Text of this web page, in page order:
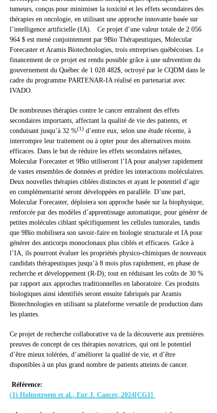
tumeurs, conçus pour minimiser la toxicité et les effets secondaires des
thérapies en oncologie, en utilisant une approche innovante basée sur
l’intelligence artificielle (IA). Ce projet d’une valeur totale de 2 056
964 $ est mené conjointement par 9Bio Thérapeutiques, Molecular
Forecaster et Aramis Biotechnologies, trois entreprises québécoises. Le
financement de ce projet est rendu possible grâce à une subvention du
gouvernement du Québec de 1 028 482$, octroyé par le CQDM dans le
cadre du programme PARTENAR-IA réalisé en partenariat avec
IVADO.
De nombreuses thérapies contre le cancer entraînent des effets
secondaires importants, affectant la qualité de vie des patients, et
conduisant jusqu’à 32 %(1) d’entre eux, selon une étude récente, à
interrompre leur traitement ou à opter pour des alternatives moins
efficaces. Dans le but de réduire les effets secondaires néfastes,
Molecular Forecaster et 9Bio utiliseront l’IA pour analyser rapidement
de vastes ensembles de données et prédire les interactions moléculaires.
Deux nouvelles thérapies ciblées distinctes et ayant le potentiel d’agir
en complémentarité seront développées en parallèle. D’une part,
Molecular Forecaster, déploiera son approche basée sur la biophysique,
renforcée par des modèles d’apprentissage automatique, pour générer de
petites molécules ciblant spécifiquement les cellules tumorales, tandis
que 9Bio mobilisera son savoir-faire en biologie structurale et IA pour
générer des anticorps monoclonaux plus ciblés et efficaces. Grâce à
l’IA, ils pourront évaluer les propriétés physico-chimiques de nouveaux
candidats thérapeutiques jusqu’à 8 mois plus rapidement, en phase de
recherche et développement (R-D); tout en réduisant les coûts de 30 %
par rapport aux approches traditionnelles en laboratoire. Ces produits
biologiques ainsi identifiés seront ensuite fabriqués par Aramis
Biotechnologies en utilisant sa plateforme versatile de production dans
les plantes.
Ce projet de recherche collaborative va de la découverte aux premières
preuves de concept de ces thérapies novatrices, qui ont le potentiel
d’être mieux tolérées, d’améliorer la qualité de vie, et d’être
disponibles à un plus grand nombre de patients atteints de cancer.
Référence:
(1) Holmstroem et al., Eur J. Cancer, 2024[CG1]